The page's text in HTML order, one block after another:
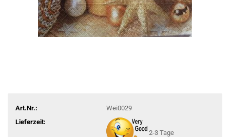
Art.Nr.:
Wei0029
Lieferzeit:
2-3 Tage